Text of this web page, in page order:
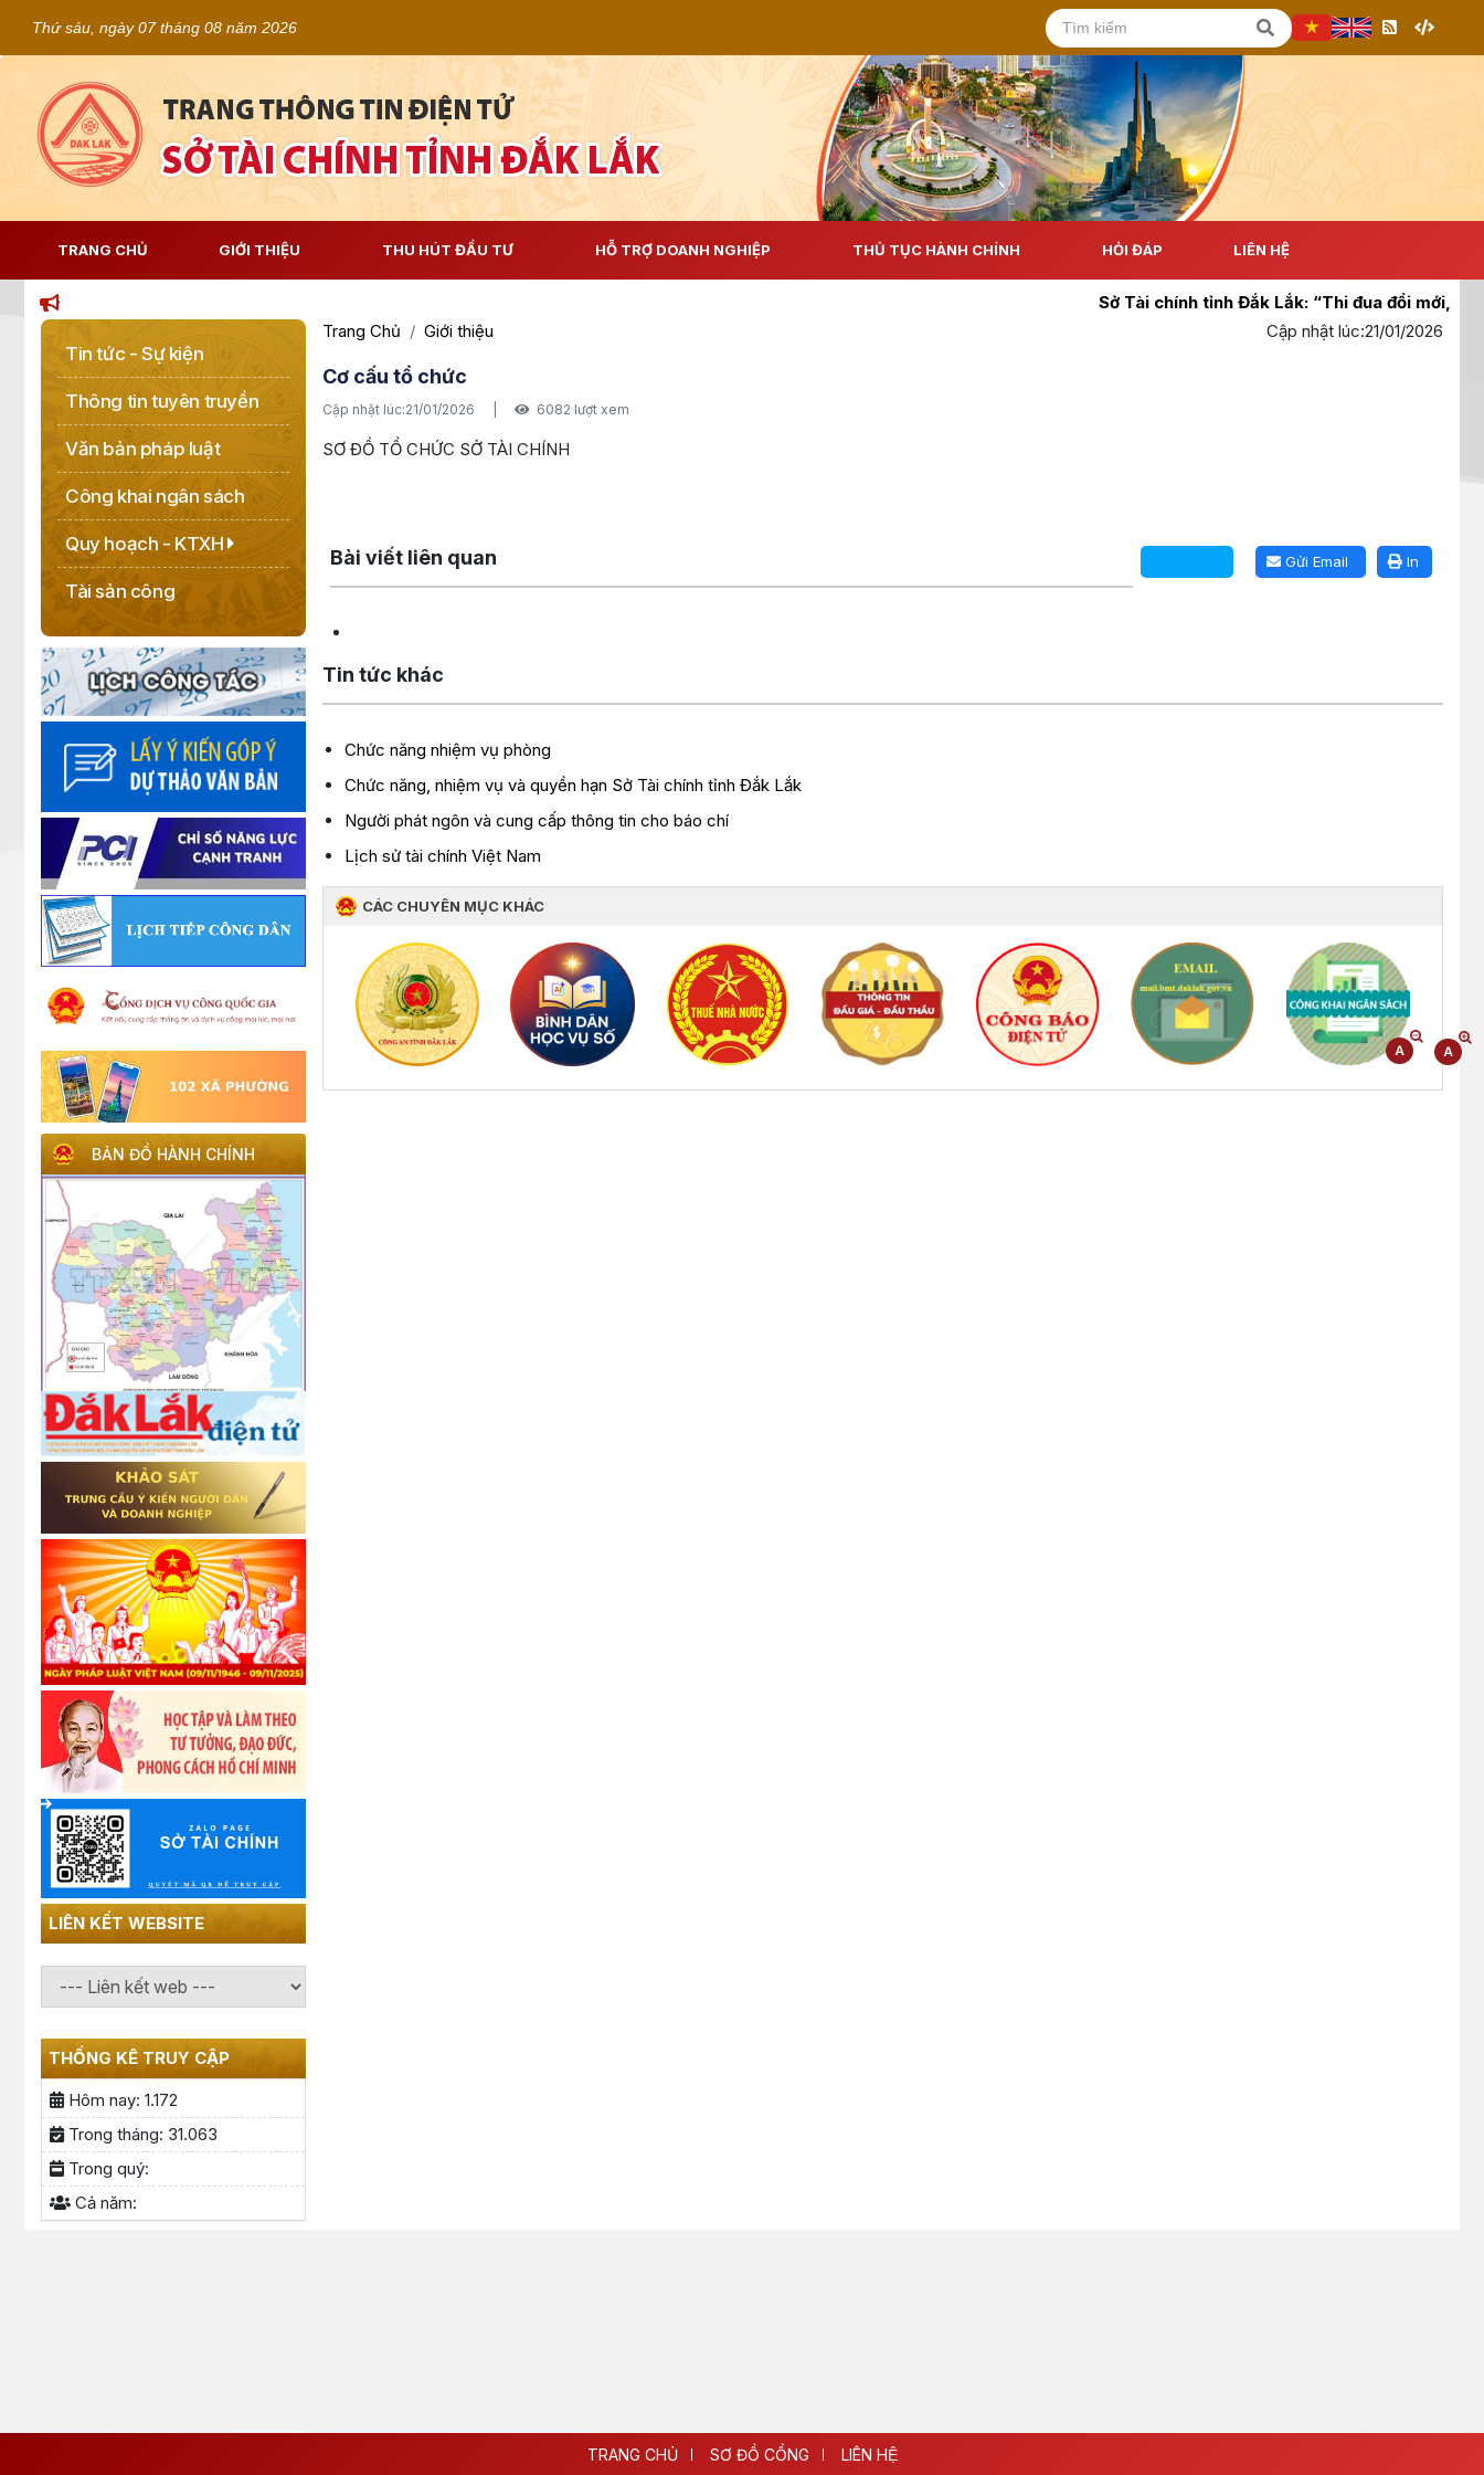
Thứ sáu, ngày 07 tháng 08 năm 2026
TRANG CHỦ GIỚI THIỆU THU HÚT ĐẦU TƯ HỖ TRỢ DOANH NGHIỆP THỦ TỤC HÀNH CHÍNH HỎI ĐÁP LIÊN HỆ
Sở Tài chính tỉnh Đắk Lắk: “Thi đua đổi mới, sáng
Tin tức - Sự kiện
Thông tin tuyên truyền
Văn bản pháp luật
Công khai ngân sách
Quy hoạch - KTXH
Tài sản công
BẢN ĐỒ HÀNH CHÍNH
LIÊN KẾT WEBSITE
THỐNG KÊ TRUY CẬP
Hôm nay: 1.172
Trong tháng: 31.063
Trong quý:
Cả năm:
Trang Chủ Giới thiệu Cập nhật lúc:21/01/2026
Cơ cấu tổ chức
Cập nhật lúc:21/01/2026 6082 lượt xem
SƠ ĐỒ TỔ CHỨC SỞ TÀI CHÍNH
In
Gửi Email
Bài viết liên quan
Tin tức khác
Chức năng nhiệm vụ phòng
Chức năng, nhiệm vụ và quyền hạn Sở Tài chính tỉnh Đắk Lắk
Người phát ngôn và cung cấp thông tin cho báo chí
Lịch sử tài chính Việt Nam
CÁC CHUYÊN MỤC KHÁC
TRANG CHỦ SƠ ĐỒ CỔNG LIÊN HỆ